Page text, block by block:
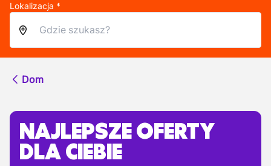
Lokalizacja *
Dom
NAJLEPSZE OFERTY
DLA CIEBIE